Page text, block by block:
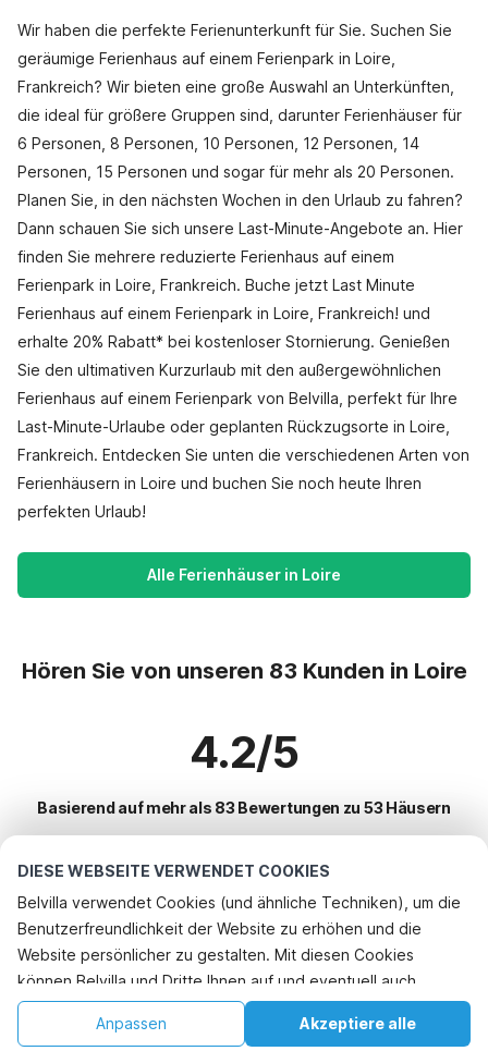
DIESE WEBSEITE VERWENDET COOKIES
Belvilla verwendet Cookies (und ähnliche Techniken), um die
Benutzerfreundlichkeit der Website zu erhöhen und die
Website persönlicher zu gestalten. Mit diesen Cookies
können Belvilla und Dritte Ihnen auf und eventuell auch
außerhalb unserer Website folgen, um Werbung Ihren
Interessen anzupassen und das Teilen von Informationen über
Akzeptiere alle
Anpassen
Wir haben die perfekte Ferienunterkunft für Sie. Suchen Sie
geräumige Ferienhaus auf einem Ferienpark in Loire,
Frankreich? Wir bieten eine große Auswahl an Unterkünften,
die ideal für größere Gruppen sind, darunter Ferienhäuser für
6 Personen, 8 Personen, 10 Personen, 12 Personen, 14
Personen, 15 Personen und sogar für mehr als 20 Personen.
Planen Sie, in den nächsten Wochen in den Urlaub zu fahren?
Dann schauen Sie sich unsere Last-Minute-Angebote an. Hier
finden Sie mehrere reduzierte Ferienhaus auf einem
Ferienpark in Loire, Frankreich. Buche jetzt Last Minute
Ferienhaus auf einem Ferienpark in Loire, Frankreich! und
erhalte 20% Rabatt* bei kostenloser Stornierung. Genießen
Sie den ultimativen Kurzurlaub mit den außergewöhnlichen
Ferienhaus auf einem Ferienpark von Belvilla, perfekt für Ihre
Last-Minute-Urlaube oder geplanten Rückzugsorte in Loire,
Frankreich. Entdecken Sie unten die verschiedenen Arten von
Ferienhäusern in Loire und buchen Sie noch heute Ihren
perfekten Urlaub!
Alle Ferienhäuser in Loire
Hören Sie von unseren 83 Kunden in Loire
4.2/5
Basierend auf mehr als 83 Bewertungen zu 53 Häusern
Beliebteste Reiseziele für Urlaub
Beliebte Ausstattungen für Urlaub in Loire
Urlaub mit Hund - Haustierfreundliche Ferienunterkünfte
Kinderfreundliche Ferienunterkünfte
Ferienhaus mit Schwimmbad
Top-Regionen mit Top-Annehmlichkeiten für den Urlaub
Kinderfreundliche Ferienunterkünfte sudfrankreich
Top-Städte mit Top-Annehmlichkeiten für den Urlaub
Telefonisch buchen
Startseite Wunschliste Buchungen Konto